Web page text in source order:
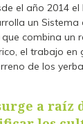
el año 2014
un Sistema
que combina un
el trabajo en
de los
a raíz